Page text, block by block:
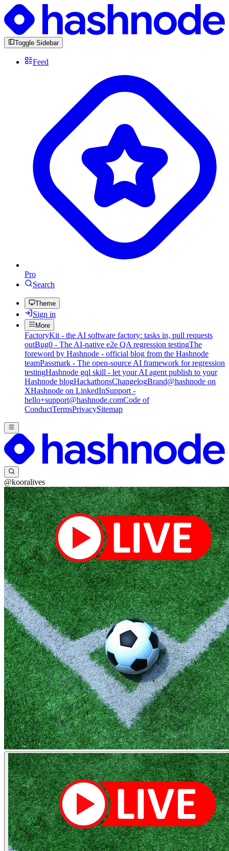
Toggle Sidebar
Feed
Pro
Search
Theme
Sign in
More
FactoryKit - the AI software factory: tasks in, pull requests
outBug0 - The AI-native e2e QA regression testingThe
foreword by Hashnode - official blog from the Hashnode
teamPassmark - The open-source AI framework for regression
testingHashnode gql skill - let your AI agent publish to your
Hashnode blogHackathonsChangelogBrand@hashnode on
XHashnode on LinkedInSupport -
hello+support@hashnode.comCode of
ConductTermsPrivacySitemap
@kooralives